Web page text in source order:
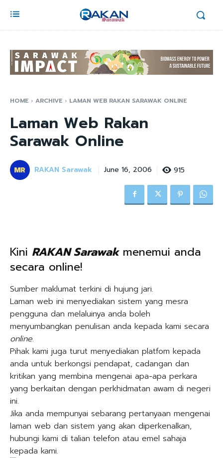
HOME ARCHIVE LAMAN WEB RAKAN SARAWAK ONLINE
Laman Web Rakan
Sarawak Online
RAKAN Sarawak June 16, 2006 915
Kini RAKAN Sarawakmenemui anda
secara online!
Sumber maklumat terkini di hujung jari.
Laman web ini menyediakan sistem yang mesra
pengguna dan melaluinya anda boleh
menyumbangkan penulisan anda kepada kami secara
online.
Pihak kami juga turut menyediakan platfom kepada
anda untuk berkongsi pendapat, cadangan dan
kritikan yang membina mengenai apa-apa perkara
yang berkaitan dengan perkhidmatan awam di negeri
ini.
Jika anda mempunyai sebarang pertanyaan mengenai
laman web dan sistem yang akan diperkenalkan,
hubungi kami di talian telefon atau emel sahaja
kepada kami.